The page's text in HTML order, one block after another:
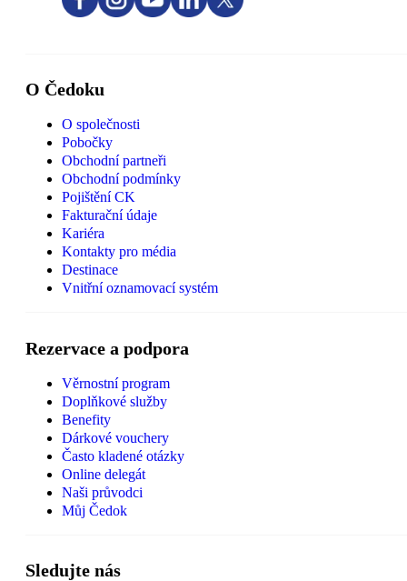
O Čedoku
O společnosti
Pobočky
Obchodní partneři
Obchodní podmínky
Pojištění CK
Fakturační údaje
Kariéra
Kontakty pro média
Destinace
Vnitřní oznamovací systém
Rezervace a podpora
Věrnostní program
Doplňkové služby
Benefity
Dárkové vouchery
Často kladené otázky
Online delegát
Naši průvodci
Můj Čedok
Sledujte nás